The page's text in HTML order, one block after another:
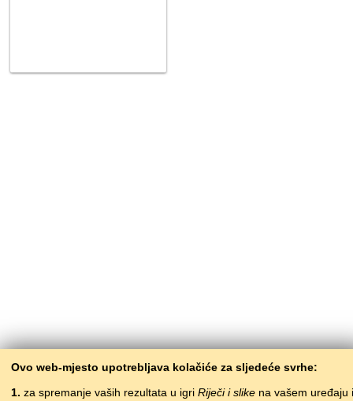
Ovo web-mjesto upotrebljava kolačiće za sljedeće svrhe:
1. za spremanje vaših rezultata u igri Riječi i slike na vašem uređaju i